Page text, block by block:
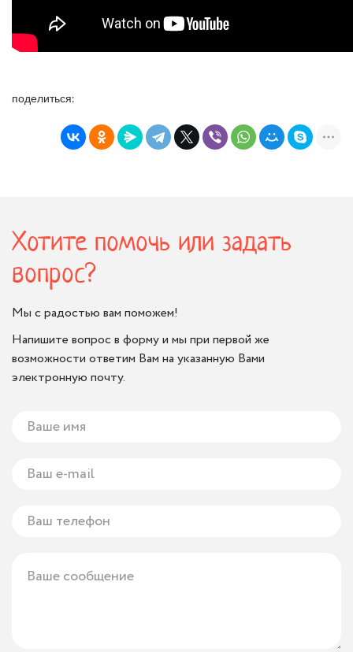
поделиться:
Хотите помочь или задать
вопрос?
Мы с радостью вам поможем!
Напишите вопрос в форму и мы при первой же
возможности ответим Вам на указанную Вами
электронную почту.